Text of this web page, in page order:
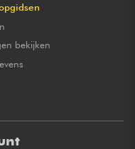
bekijken